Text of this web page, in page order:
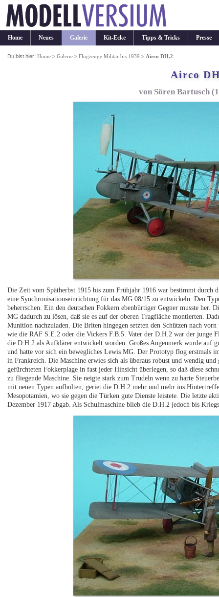
Home Neues Galerie Kit-Ecke Tipps & Tricks Presse
Du bist hier:Home >Galerie >Flugzeuge Militär bis 1939 > Airco DH.2
Airco
von Sören Bartusch
Die Zeit vom Spätherbst 1915 bis zum Frühjahr 1916 war bestimmt durch
eine Synchronisationseinrichtung für das MG 08/15 zu entwickeln. Den
beherrschen. Ein den deutschen Fokkern ebenbürtiger Gegner musste her.
MG dadurch zu lösen, daß sie es auf der oberen Tragfläche montierten.
Munition nachzuladen. Die Briten hingegen setzten den Schützen nach
wie die RAF S.E.2 oder die Vickers F.B.5. Vater der D.H.2 war der junge
die D.H.2 als Aufklärer entwickelt worden. Großes Augenmerk wurde auf
und hatte vor sich ein bewegliches Lewis MG. Der Prototyp flog erstmals
in Frankreich. Die Maschine erwies sich als überaus robust und wendig
gefürchteten Fokkerplage in fast jeder Hinsicht überlegen, so daß diese
zu fliegende Maschine. Sie neigte stark zum Trudeln wenn zu harte
mit neuen Typen aufholten, geriet die D.H.2 mehr und mehr ins
Mesopotamien, wo sie gegen die Türken gute Dienste leistete. Die letzte
Dezember 1917 abgab. Als Schulmaschine blieb die D.H.2 jedoch bis